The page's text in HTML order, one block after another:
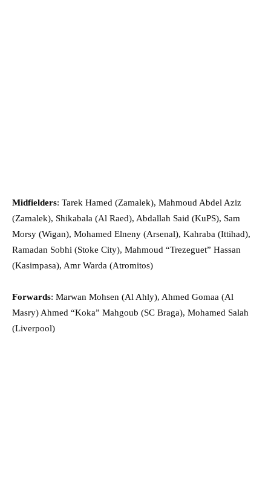
Midfielders: Tarek Hamed (Zamalek), Mahmoud Abdel Aziz
(Zamalek), Shikabala (Al Raed), Abdallah Said (KuPS), Sam
Morsy (Wigan), Mohamed Elneny (Arsenal), Kahraba (Ittihad),
Ramadan Sobhi (Stoke City), Mahmoud “Trezeguet” Hassan
(Kasimpasa), Amr Warda (Atromitos)
Forwards: Marwan Mohsen (Al Ahly), Ahmed Gomaa (Al
Masry) Ahmed “Koka” Mahgoub (SC Braga), Mohamed Salah
(Liverpool)